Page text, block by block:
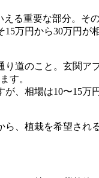
える重要な部分。
万円から30万円が
道のこと。玄関
す。
、相場は10〜15万
、植栽を希望され